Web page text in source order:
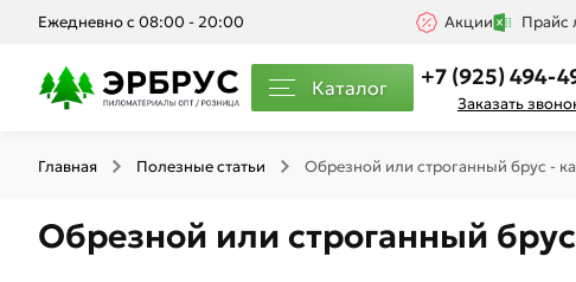
Ежедневно с 08:00 - 20:00 Акции Прайс
Каталог +7 (925) 494-
Заказать
Главная Полезные статьи Обрезной или строганный брус -
Обрезной или строганный